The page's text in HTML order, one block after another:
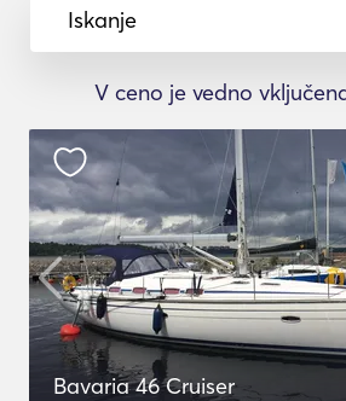
Iskanje
V ceno je vedno
Bavaria 46 Cruiser